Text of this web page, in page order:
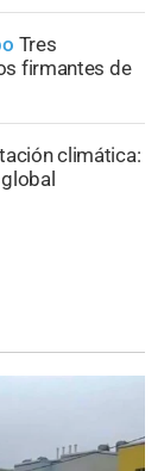
Tres
firmantes de
climática: